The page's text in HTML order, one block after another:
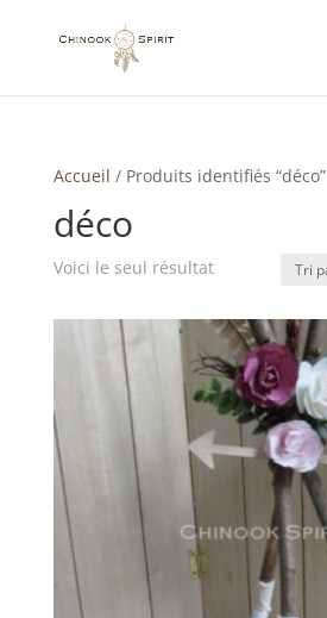
Accueil / Produits identifiés “déco”
déco
Voici le seul résultat